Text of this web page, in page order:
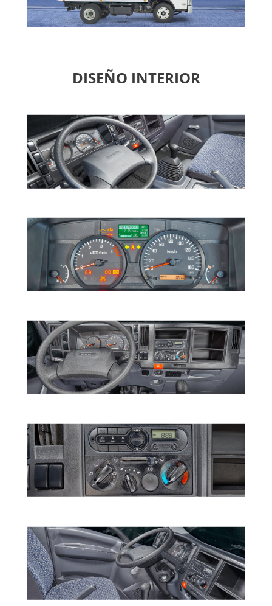
DISEÑO INTERIOR